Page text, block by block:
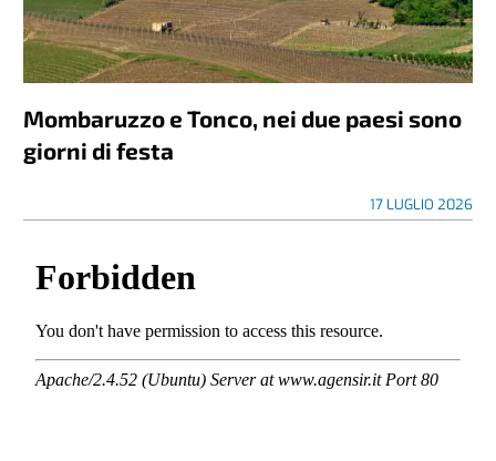
Mombaruzzo e Tonco, nei due paesi sono
giorni di festa
17 LUGLIO 2026